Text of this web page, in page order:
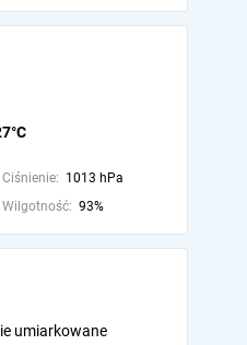
Ciśnienie: 1013 hPa
Wilgotność: 93%
umiarkowane